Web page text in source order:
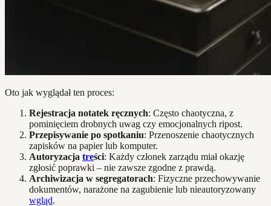
Oto jak wyglądał ten proces:
Rejestracja notatek ręcznych: Często chaotyczna, z
pominięciem drobnych uwag czy emocjonalnych ripost.
Przepisywanie po spotkaniu: Przenoszenie chaotycznych
zapisków na papier lub komputer.
Autoryzacja treści: Każdy członek zarządu miał okazję
zgłosić poprawki – nie zawsze zgodne z prawdą.
Archiwizacja w segregatorach: Fizyczne przechowywanie
dokumentów, narażone na zagubienie lub nieautoryzowany
wgląd.